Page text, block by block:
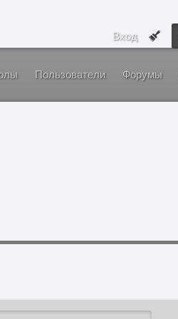
Вход
Пользователи Форумы